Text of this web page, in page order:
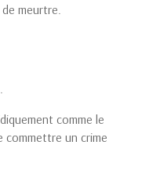
meurtre.
comme le
commettre un crime